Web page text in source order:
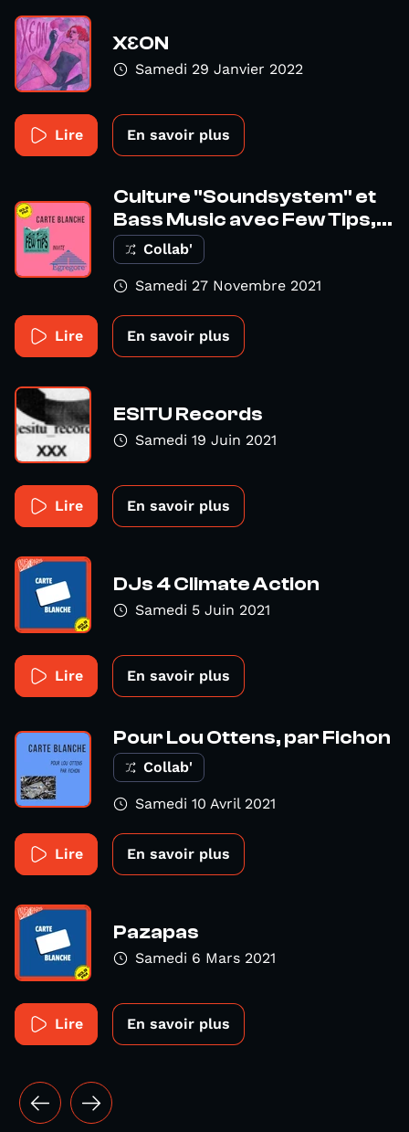
XƐON
Samedi 29 Janvier 2022
Lire En savoir plus
Culture "Soundsystem" et
Bass Music avec Few Tips,...
Collab'
Samedi 27 Novembre 2021
Lire En savoir plus
ESITU Records
Samedi 19 Juin 2021
Lire En savoir plus
DJs 4 Climate Action
Samedi 5 Juin 2021
Lire En savoir plus
Pour Lou Ottens, par Fichon
Collab'
Samedi 10 Avril 2021
Lire En savoir plus
Pazapas
Samedi 6 Mars 2021
Lire En savoir plus